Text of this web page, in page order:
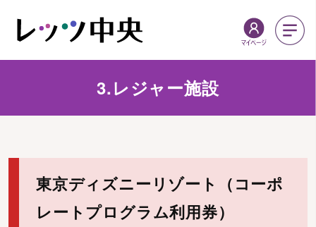
3.レジャー施設
東京ディズニーリゾート（コーポ
レートプログラム利用券）